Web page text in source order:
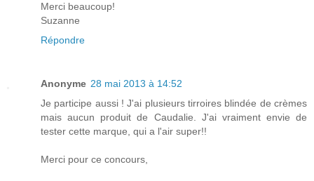
Merci beaucoup!
Suzanne
Répondre
Anonyme 28 mai 2013 à 14:52
Je participe aussi ! J'ai plusieurs tirroires blindée de crèmes
mais aucun produit de Caudalie. J'ai vraiment envie de
tester cette marque, qui a l'air super!!
Merci pour ce concours,